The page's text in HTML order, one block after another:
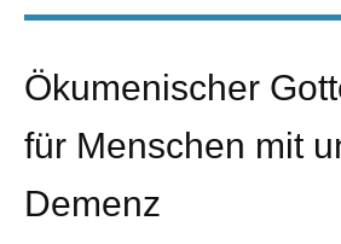
Ökumenischer
für Menschen mit
Demenz